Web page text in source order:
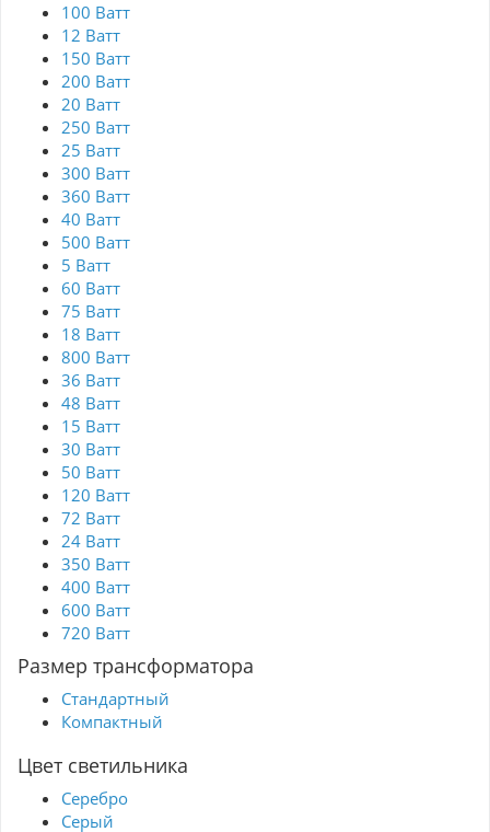
100 Ватт
12 Ватт
150 Ватт
200 Ватт
20 Ватт
250 Ватт
25 Ватт
300 Ватт
360 Ватт
40 Ватт
500 Ватт
5 Ватт
60 Ватт
75 Ватт
18 Ватт
800 Ватт
36 Ватт
48 Ватт
15 Ватт
30 Ватт
50 Ватт
120 Ватт
72 Ватт
24 Ватт
350 Ватт
400 Ватт
600 Ватт
720 Ватт
Размер трансформатора
Стандартный
Компактный
Цвет светильника
Серебро
Серый